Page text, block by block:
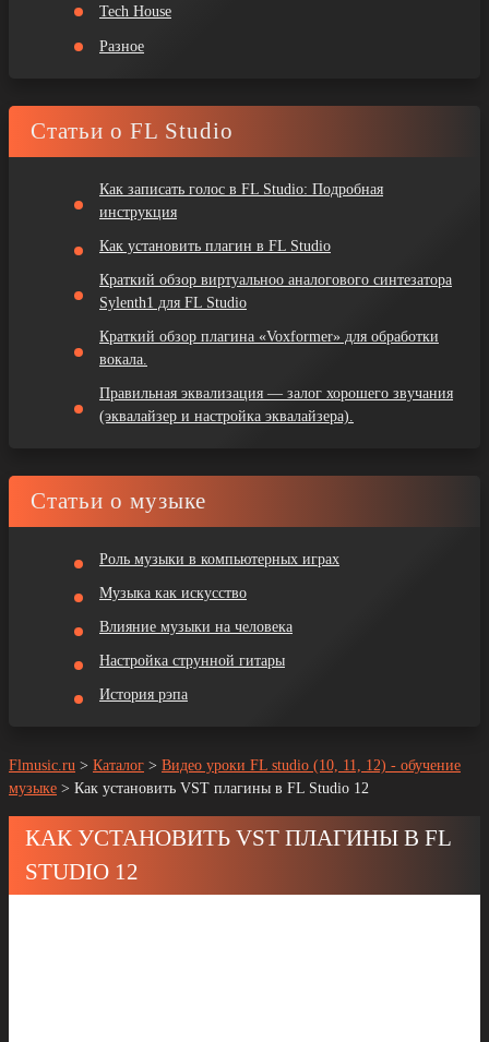
Tech House
Разное
Статьи о FL Studio
Как записать голос в FL Studio: Подробная
инструкция
Как установить плагин в FL Studio
Краткий обзор виртуальноо аналогового синтезатора
Sylenth1 для FL Studio
Краткий обзор плагина «Voxformer» для обработки
вокала.
Правильная эквализация — залог хорошего звучания
(эквалайзер и настройка эквалайзера).
Статьи о музыке
Роль музыки в компьютерных играх
Музыка как искусство
Влияние музыки на человека
Настройка струнной гитары
История рэпа
Flmusic.ru > Каталог > Видео уроки FL studio (10, 11, 12) - обучение
музыке > Как установить VST плагины в FL Studio 12
КАК УСТАНОВИТЬ VST ПЛАГИНЫ В FL
STUDIO 12